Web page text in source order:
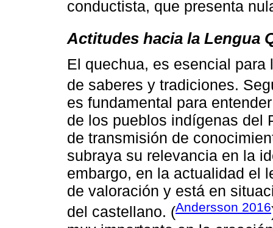
conductista, que presenta
Actitudes hacia la Lengua
El quechua, es esencial
de saberes y tradiciones.
es fundamental para
de los pueblos indígenas del
de transmisión de
subraya su relevancia en la
embargo, en la actualidad el
de valoración y está en
del castellano. (Andersson 2016